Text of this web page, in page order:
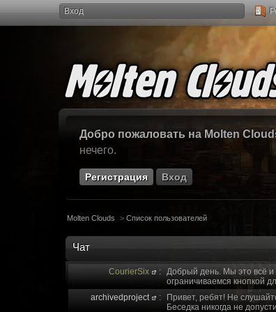
Вход
Добро пожаловать на Molten
нечего.
Регистрация Вход
Molten Clouds > Список пользователей
Чат
CourierSix : Добрый день. Мы это всё и
ограничиваемся кнопкой
archivedproject
:
Привет, ребят! Не
Беседка никогда не